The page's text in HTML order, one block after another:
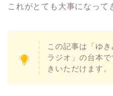
これがとても大事になって
この記事は「ゆ
ラジオ」の台本
きいただけます。